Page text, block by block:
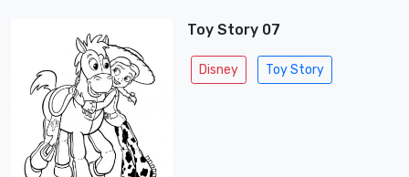
Toy Story 07
Disney Toy Story